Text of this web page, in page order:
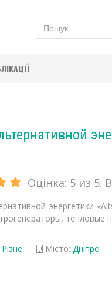
Оцінка: 5из 5.
энергетики
тепловые
Різне Місто: Дніпро